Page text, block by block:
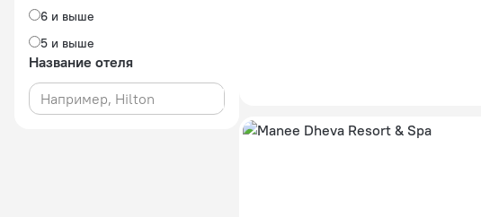
6 и выше
5 и выше
Название отеля